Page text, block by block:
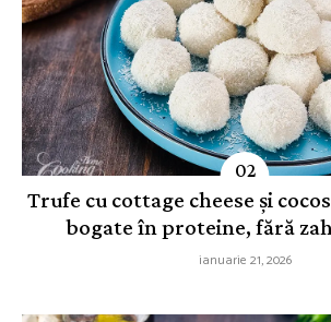
Trufe cu cottage cheese și
bogate în proteine, fără
ianuarie 21, 2026